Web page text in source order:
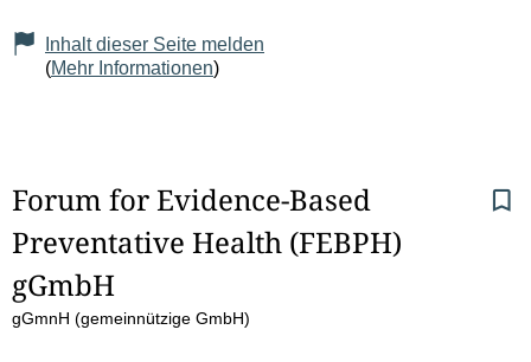
Inhalt dieser Seite melden
(Mehr Informationen)
S
e
i
Forum for Evidence-Based
Preventative Health (FEBPH)
gGmbH
gGmnH (gemeinnützige GmbH)